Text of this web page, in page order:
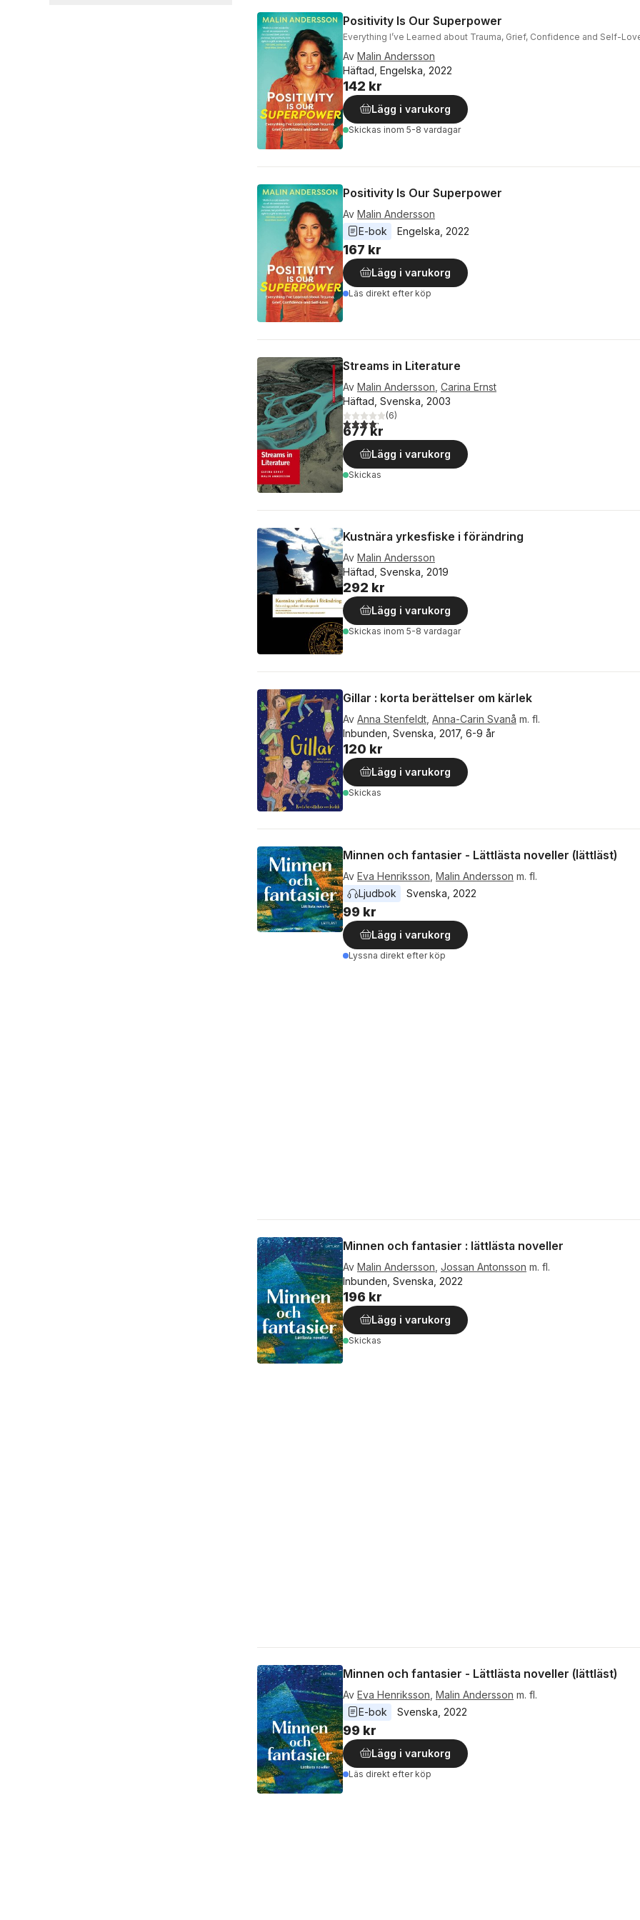
Positivity Is Our Superpower
Everything I’ve Learned about Trauma, Grief, Confidence and Self-
Av Malin Andersson
Häftad, Engelska, 2022
142 kr
Lägg i varukorg
Skickas inom 5-8 vardagar
Positivity Is Our Superpower
Av Malin Andersson
E-bok
Engelska 2022
167 kr
Lägg i varukorg
Läs direkt efter köp
Streams in Literature
Av Malin Andersson Carina Ernst
Häftad, Svenska, 2003
4,2utav 5 stjärnor. Totalt antal röster:
(6)
677 kr
Lägg i varukorg
Skickas
Kustnära yrkesfiske i förändring
Av Malin Andersson
Häftad, Svenska, 2019
292 kr
Lägg i varukorg
Skickas inom 5-8 vardagar
Gillar : korta berättelser om kärlek
Av Anna Stenfeldt Anna-Carin Svanå m. fl.
Inbunden, Svenska, 2017, 6-9 år
120 kr
Lägg i varukorg
Skickas
Minnen och fantasier - Lättlästa noveller (lättläst)
Av Eva Henriksson Malin Andersson m. fl.
Ljudbok
Svenska 2022
99 kr
Lägg i varukorg
Lyssna direkt efter köp
Minnen och fantasier : lättlästa noveller
Av Malin Andersson Jossan Antonsson m. fl.
Inbunden, Svenska, 2022
196 kr
Lägg i varukorg
Skickas
Minnen och fantasier - Lättlästa noveller (lättläst)
Av Eva Henriksson Malin Andersson m. fl.
E-bok
Svenska 2022
99 kr
Lägg i varukorg
Läs direkt efter köp